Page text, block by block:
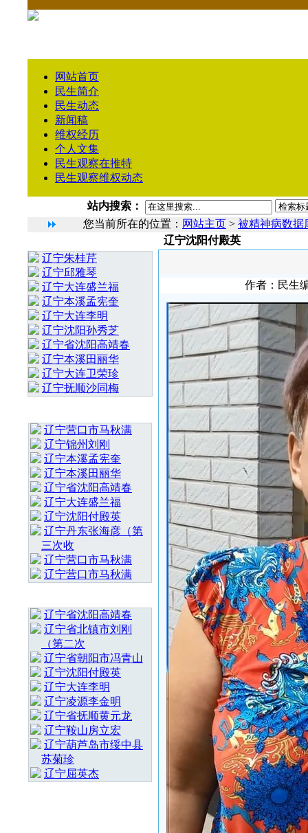
网站首页
民生简介
民生动态
新闻稿
维权经历
个人文集
民生观察在推特
民生观察维权动态
站内搜索：
您当前所在的位置： 网站主页 > 被精神病数据
辽宁朱桂芹
辽宁邱雅琴
辽宁大连盛兰福
辽宁本溪孟宪奎
辽宁大连李明
辽宁沈阳孙秀芝
辽宁省沈阳高靖春
辽宁本溪田丽华
辽宁大连卫荣珍
辽宁抚顺沙同梅
辽宁营口市马秋满
辽宁锦州刘刚
辽宁本溪孟宪奎
辽宁本溪田丽华
辽宁省沈阳高靖春
辽宁大连盛兰福
辽宁沈阳付殿英
辽宁丹东张海彦（第
三次收
辽宁营口市马秋满
辽宁营口市马秋满
辽宁省沈阳高靖春
辽宁省北镇市刘刚
（第二次
辽宁省朝阳市冯青山
辽宁沈阳付殿英
辽宁大连李明
辽宁凌源李金明
辽宁省抚顺黄元龙
辽宁鞍山房立宏
辽宁葫芦岛市绥中县
苏菊珍
辽宁屈英杰
辽宁沈阳付殿英
作者：民生